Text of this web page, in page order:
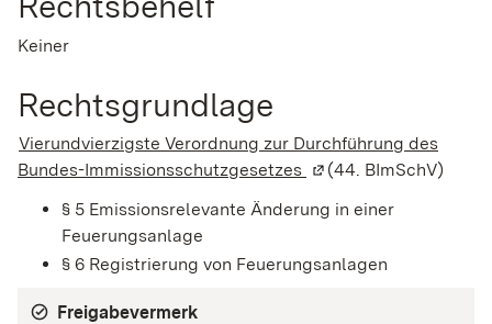
Keiner
Rechtsgrundlage
Vierundvierzigste Verordnung zur Durchführung des
Bundes-Immissionsschutzgesetzes (Wird in einem neuen
(44. BImSchV)
§ 5 Emissionsrelevante Änderung in einer
Feuerungsanlage
§ 6 Registrierung von Feuerungsanlagen
Freigabevermerk